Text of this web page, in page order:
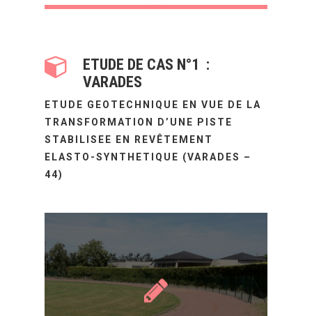
ETUDE DE CAS N°1 :
VARADES
ETUDE GEOTECHNIQUE EN VUE DE LA
TRANSFORMATION D’UNE PISTE
STABILISEE EN REVÊTEMENT
ELASTO-SYNTHETIQUE (VARADES –
44)